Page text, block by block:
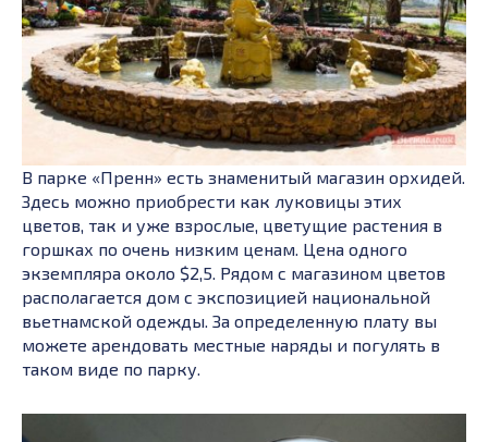
В парке «Пренн» есть знаменитый магазин орхидей.
Здесь можно приобрести как луковицы этих
цветов, так и уже взрослые, цветущие растения в
горшках по очень низким ценам. Цена одного
экземпляра около $2,5. Рядом с магазином цветов
располагается дом с экспозицией национальной
вьетнамской одежды. За определенную плату вы
можете арендовать местные наряды и погулять в
таком виде по парку.